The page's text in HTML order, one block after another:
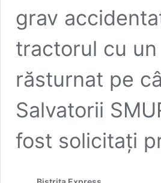
grav
tractorul cu
răsturnat pe
Salvatorii
fost solicitați